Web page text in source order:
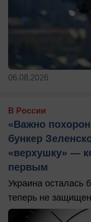
06.08.2026
В России
«Важно
бункер
«верхушку» —
первым
Украина осталась
теперь не